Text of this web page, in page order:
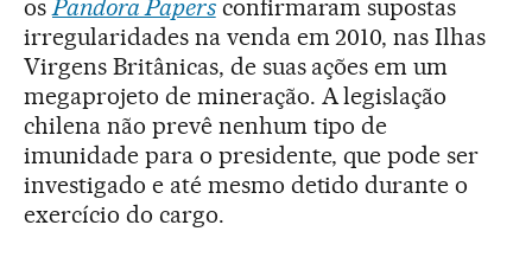
osPandora Papersconfirmaram supostas
irregularidades na venda em 2010, nas Ilhas
Virgens Britânicas, de suas ações em um
megaprojeto de mineração. A legislação
chilena não prevê nenhum tipo de
imunidade para o presidente, que pode ser
investigado e até mesmo detido durante o
exercício do cargo.